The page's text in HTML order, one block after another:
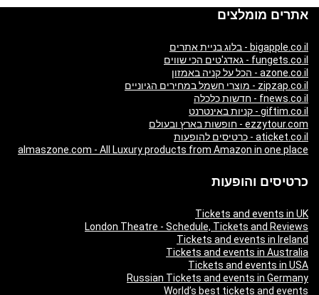
אתרים מומלצים
bigapple.co.il - בלוג בניית אתרים
fungets.co.il - גאדג'טים הכי שווים
azone.co.il - הכל על קניה באמזון
zipzap.co.il - מוצרי חשמל במחירים הגיוניים
fnews.co.il - חדשות כלכלה
giftim.co.il - קניות באינטרנט
ezzytour.com - חופשות בארץ ובעולם
aticket.co.il - כרטיסים להופעות
almaszone.com - All Luxury products from Amazon in one place
כרטיסים והופעות
Tickets and events in UK
London Theatre - Schedule, Tickets and Reviews
Tickets and events in Ireland
Tickets and events in Australia
Tickets and events in USA
Russian Tickets and events in Germany
World’s best tickets and events